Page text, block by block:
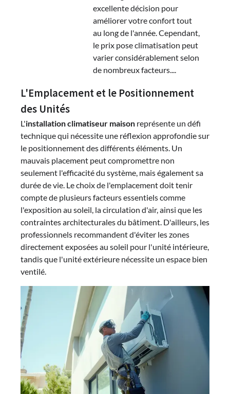
excellente décision pour
améliorer votre confort tout
au long de l'année. Cependant,
le prix pose climatisation peut
varier considérablement selon
de nombreux facteurs....
L'Emplacement et le Positionnement
des Unités
L'installation climatiseur maison représente un défi
technique qui nécessite une réflexion approfondie sur
le positionnement des différents éléments. Un
mauvais placement peut compromettre non
seulement l'efficacité du système, mais également sa
durée de vie. Le choix de l'emplacement doit tenir
compte de plusieurs facteurs essentiels comme
l'exposition au soleil, la circulation d'air, ainsi que les
contraintes architecturales du bâtiment. D'ailleurs, les
professionnels recommandent d'éviter les zones
directement exposées au soleil pour l'unité intérieure,
tandis que l'unité extérieure nécessite un espace bien
ventilé.